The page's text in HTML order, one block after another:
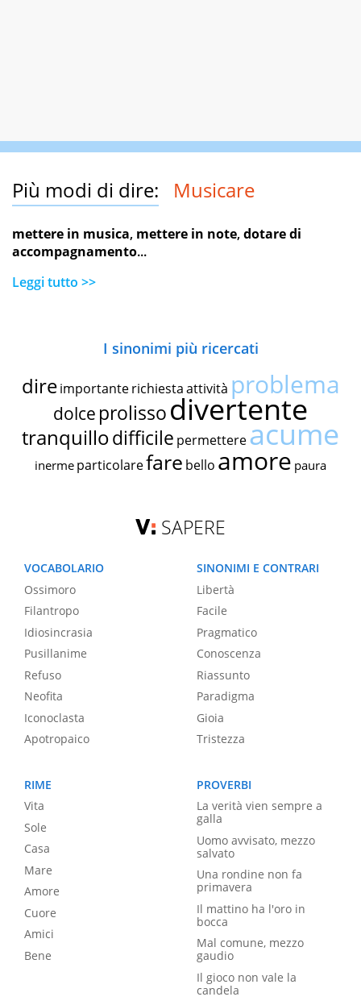
Più modi di dire: Musicare
mettere in musica, mettere in note,dotare di
accompagnamento...
Leggi tutto >>
I sinonimi più ricercati
dire importante richiestaattività problema
dolce prolissodivertente
tranquillodifficile permettereacume
inerme particolarefare bello amore paura
SAPERE
VOCABOLARIO
Ossimoro
Filantropo
Idiosincrasia
Pusillanime
Refuso
Neofita
Iconoclasta
Apotropaico
SINONIMI E CONTRARI
Libertà
Facile
Pragmatico
Conoscenza
Riassunto
Paradigma
Gioia
Tristezza
RIME
Vita
Sole
Casa
Mare
Amore
Cuore
Amici
Bene
PROVERBI
La verità vien sempre a
galla
Uomo avvisato, mezzo
salvato
Una rondine non fa
primavera
Il mattino ha l'oro in
bocca
Mal comune, mezzo
gaudio
Il gioco non vale la
candela